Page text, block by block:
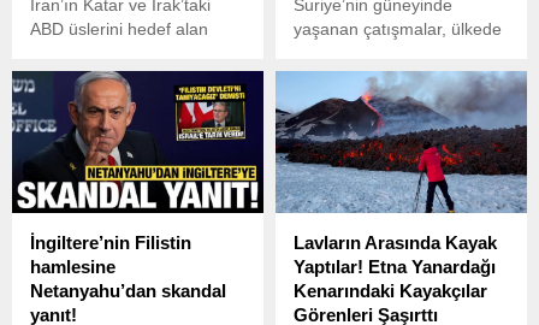
İran’ın Katar ve Irak’taki
ABD üslerini hedef alan
Müjdesi) operasyonunun
ardından İran dini lideri
Ayetullah Ali Hamaney’den
dikkat çeken bir açıklama
geldi. Hamaney, sosyal
medya üzerinden yanan bir
yaptığı paylaşımda ABD’ye
sert tepki gösterdi.
Suriye’nin güneyinde
yaşanan çatışmalar, ülkede
açtı. Özellikle Süveyda
kentinde Bedevi aşiretleri ile
Dürzi topluluğu arasında
patlak veren silahlı gerilim,
binlerce kişinin evlerini terk
etmesine neden oldu.
İngiltere’nin Filistin
hamlesine
Netanyahu’dan skandal
yanıt!
Lavların Arasında Kayak
Yaptılar! Etna Yanardağı
Kenarındaki Kayakçılar
Görenleri Şaşırttı